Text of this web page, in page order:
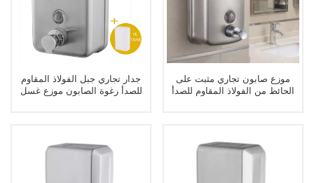
جدار تجاري جبل الفولاذ المقاوم
للصدأ رغوة الصابون موزع غسل
موزع صابون تجاري مثبت على
الحائط من الفولاذ المقاوم للصدأ